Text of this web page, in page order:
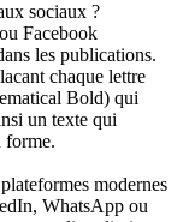
sociaux ?
Facebook
les publications.
chaque lettre
Bold) qui
un texte qui
forme.
modernes
WhatsApp ou